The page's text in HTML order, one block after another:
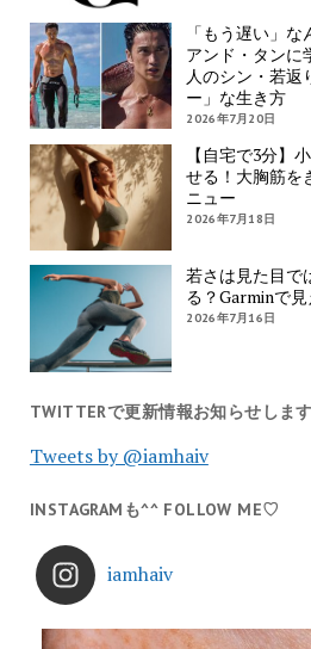
「もう遅い」
アンド・タンに
人のシン・若返
ー」な生き方
2026年7月20日
【自宅で3分】
せる！大胸筋を
ニュー
2026年7月18日
若さは見た目で
る？Garminで見
2026年7月16日
TWITTERで更新情報お知らせしま
Tweets by @iamhaiv
INSTAGRAMも^^ FOLLOW ME♡
iamhaiv